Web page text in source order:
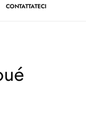
CONTATTATECI